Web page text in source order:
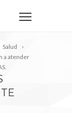
Salud
a atender